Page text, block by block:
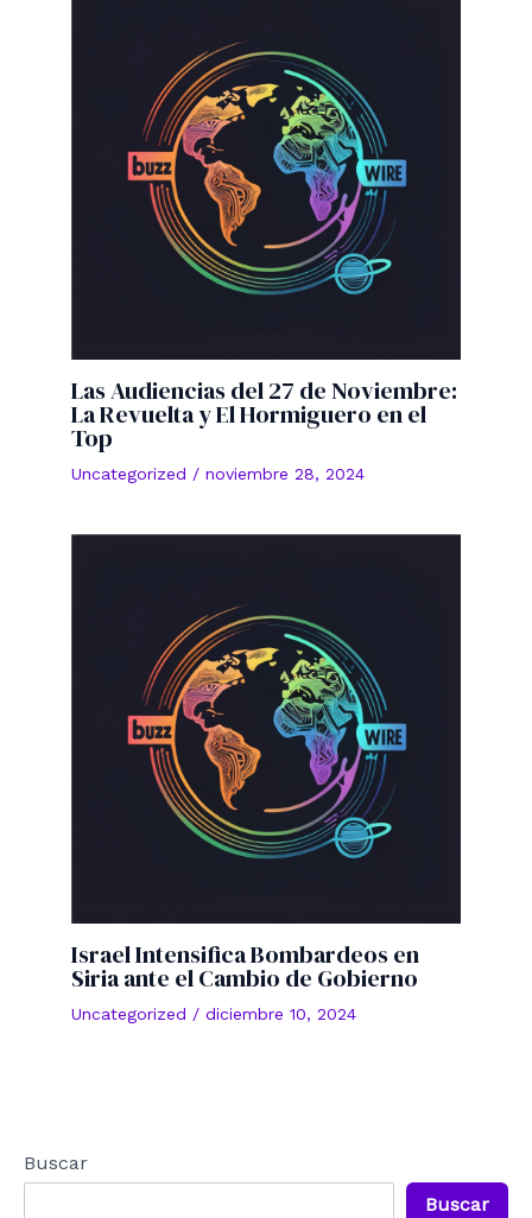
Las Audiencias del 27 de Noviembre:
La Revuelta y El Hormiguero en el
Top
Uncategorized / noviembre 28, 2024
Israel Intensifica Bombardeos en
Siria ante el Cambio de Gobierno
Uncategorized / diciembre 10, 2024
Buscar
Buscar